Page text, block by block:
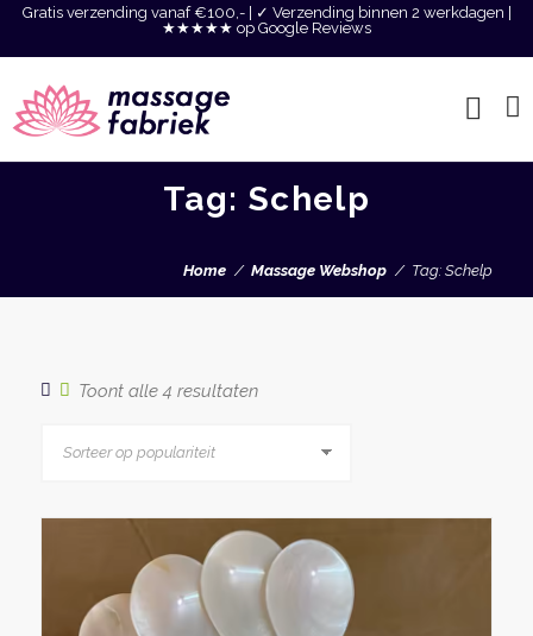
Gratis verzending vanaf €100,- | ✓ Verzending binnen 2 werkdagen |
★★★★★ op Google Reviews
Tag: Schelp
Home Massage Webshop Tag: Schelp
Toont alle 4 resultatenGesorteerd
populariteit